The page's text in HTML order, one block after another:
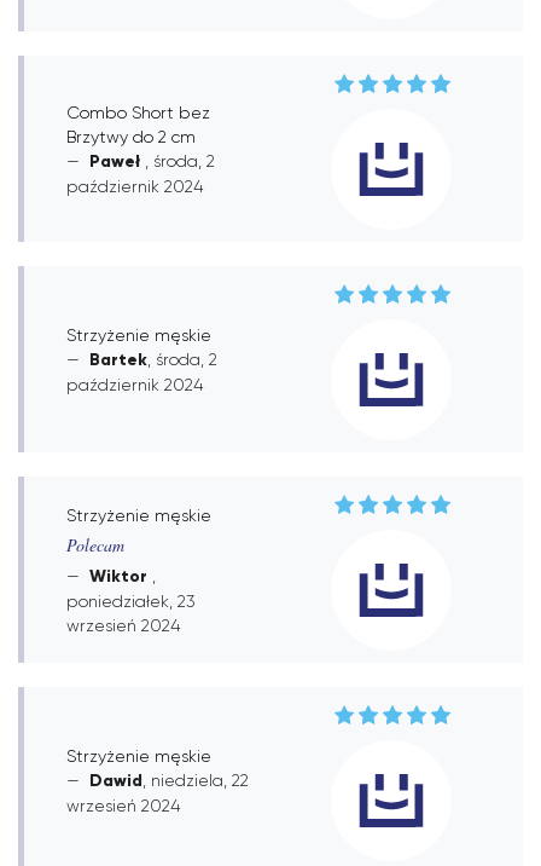
Combo Short bez
Brzytwy do 2 cm
Paweł
, środa, 2
październik 2024
Strzyżenie męskie
Bartek , środa, 2
październik 2024
Strzyżenie męskie
Polecam
Wiktor
poniedziałek, 23
wrzesień 2024
Strzyżenie męskie
Dawid , niedziela, 22
wrzesień 2024